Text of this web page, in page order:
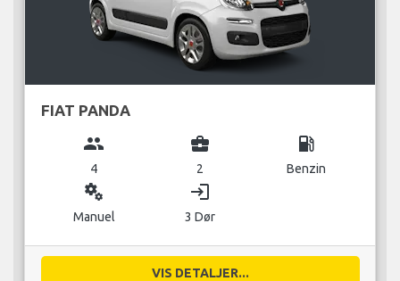
FIAT PANDA
group
4
business_center
2
local_gas_station
Benzin
miscellaneous_services
Manuel
login
3 Dør
VIS DETALJER...